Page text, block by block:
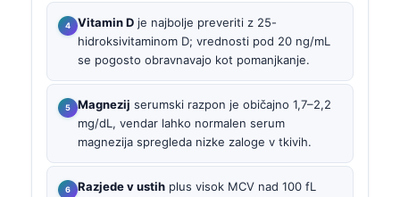
Vitamin D je najbolje preveriti z 25-
hidroksivitaminom D; vrednosti pod 20 ng/mL
se pogosto obravnavajo kot pomanjkanje.
Magnezij serumski razpon je običajno 1,7–2,2
mg/dL, vendar lahko normalen serum
magnezija spregleda nizke zaloge v tkivih.
Razjede v ustih plus visok MCV nad 100 fL